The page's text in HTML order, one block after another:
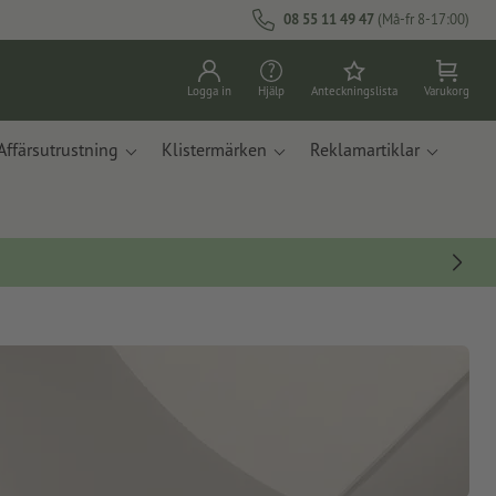
08 55 11 49 47 (Må-fr 8-17:00)
Logga in Hjälp Anteckningslista Varukorg
Klistermärken Reklamartiklar